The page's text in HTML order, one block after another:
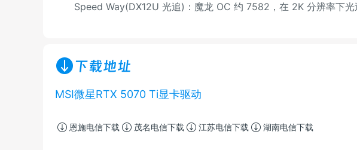
Speed Way(DX12U 光追)：魔龙 OC 约 7582，在 2K 分辨率下光
下载地址
MSI微星RTX 5070 Ti显卡驱动
恩施电信下载 茂名电信下载 江苏电信下载 湖南电信下载